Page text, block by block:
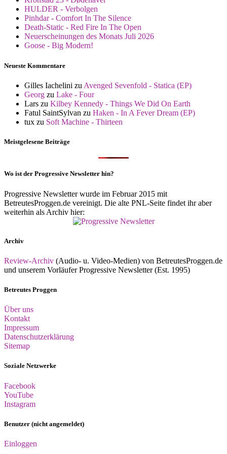
HULDER - Verbolgen
Pinhdar - Comfort In The Silence
Death-Static - Red Fire In The Open
Neuerscheinungen des Monats Juli 2026
Goose - Big Modern!
Neueste Kommentare
Gilles Iachelini zu Avenged Sevenfold - Statica (EP)
Georg zu Lake - Four
Lars zu Kilbey Kennedy - Things We Did On Earth
Fatul SaintSylvan zu Haken - In A Fever Dream (EP)
tux zu Soft Machine - Thirteen
Meistgelesene Beiträge
Wo ist der Progressive Newsletter hin?
Progressive Newsletter wurde im Februar 2015 mit
BetreutesProggen.de vereinigt. Die alte PNL-Seite findet ihr aber
weiterhin als Archiv hier:
Archiv
Review-Archiv (Audio- u. Video-Medien) von BetreutesProggen.de
und unserem Vorläufer Progressive Newsletter (Est. 1995)
Betreutes Proggen
Über uns
Kontakt
Impressum
Datenschutzerklärung
Sitemap
Soziale Netzwerke
Facebook
YouTube
Instagram
Benutzer (nicht angemeldet)
Einloggen